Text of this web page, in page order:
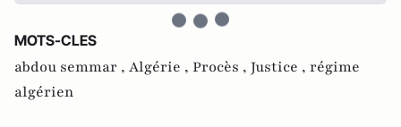
MOTS-CLES
abdou semmar , Algérie , Procès , Justice , régime
algérien